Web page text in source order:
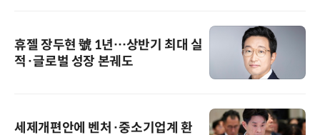
휴젤 장두현 號 1년…상반기 최대 실
적·글로벌 성장 본궤도
세제개편안에 벤처·중소기업계 환